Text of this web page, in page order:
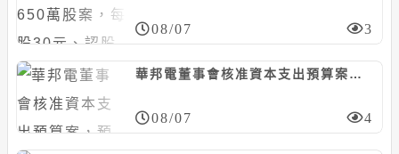
08/07 3
華邦電董事會核准資本支出預算案，預計投資約130.74億元
08/07 4